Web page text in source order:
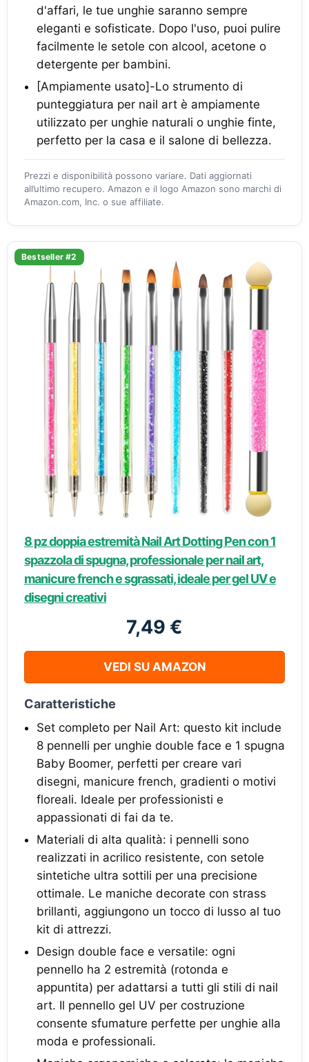
d'affari, le tue unghie saranno sempre
eleganti e sofisticate. Dopo l'uso, puoi pulire
facilmente le setole con alcool, acetone o
detergente per bambini.
[Ampiamente usato]-Lo strumento di
punteggiatura per nail art è ampiamente
utilizzato per unghie naturali o unghie finte,
perfetto per la casa e il salone di bellezza.
Prezzi e disponibilità possono variare. Dati aggiornati
all’ultimo recupero. Amazon e il logo Amazon sono marchi di
Amazon.com, Inc. o sue affiliate.
Bestseller #2
8 pz doppia estremità Nail Art Dotting Pen con 1
spazzola di spugna, professionale per nail art,
manicure french e sgrassati, ideale per gel UV e
disegni creativi
7,49 €
VEDI SU AMAZON
Caratteristiche
Set completo per Nail Art: questo kit include
8 pennelli per unghie double face e 1 spugna
Baby Boomer, perfetti per creare vari
disegni, manicure french, gradienti o motivi
floreali. Ideale per professionisti e
appassionati di fai da te.
Materiali di alta qualità: i pennelli sono
realizzati in acrilico resistente, con setole
sintetiche ultra sottili per una precisione
ottimale. Le maniche decorate con strass
brillanti, aggiungono un tocco di lusso al tuo
kit di attrezzi.
Design double face e versatile: ogni
pennello ha 2 estremità (rotonda e
appuntita) per adattarsi a tutti gli stili di nail
art. Il pennello gel UV per costruzione
consente sfumature perfette per unghie alla
moda e professionali.